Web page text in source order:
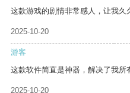
这款游戏的剧情非常感人，让我久
2025-10-20
游客
这款软件简直是神器，解决了我所
2025-10-20